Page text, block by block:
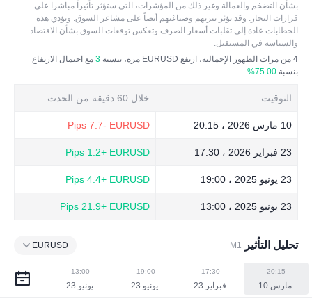
سياستهم استناداً إلى المعلومات المقدمة في الخطابات التي يدلي بها الم
سؤولون.
بشأن التضخم والعمالة وغير ذلك من المؤشرات، التي ستؤثر تأثيراً مباشرا على
قرارات التجار. وقد تؤثر نبرتهم وصياغتهم أيضاً على مشاعر السوق. وتؤدي هذه
الخطابات عادة إلى تقلبات أسعار الصرف وتعكس توقعات السوق بشأن الاقتصاد
والسياسة في المستقبل.
4 من مرات الظهور الإجمالية، ارتفع EURUSD مرة، بنسبة 3 مع احتمال الارتفاع
بنسبة 75.00%
التوقيت خلال 60 دقيقة من الحدث
10 مارس 2026 ، 20:15 EURUSD
-7.7 Pips
23 فبراير 2026 ، 17:30 EURUSD
+1.2 Pips
23 يونيو 2025 ، 19:00 EURUSD
+4.4 Pips
23 يونيو 2025 ، 13:00 EURUSD
+21.9 Pips
تحليل التأثير M1
EURUSD
20:15
17:30
19:00
13:00